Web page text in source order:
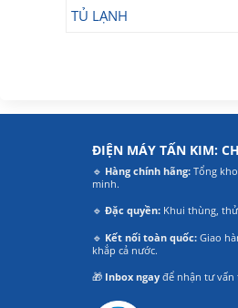
TỦ LẠNH
ĐIỆN MÁY TẤN KIM:
🔹 Hàng chính hãng:Tổng
minh.
🔹 Đặc quyền:Khui thùng, thử
🔹 Kết nối toàn quốc:Giao
khắp cả nước.
🎁 Inbox ngayđể nhận tư vấn